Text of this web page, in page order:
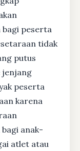
peserta
tidak
putus
jenjang
peserta
karena
anak-
atlet atau